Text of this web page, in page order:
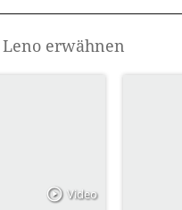
Leno erwähnen
Video